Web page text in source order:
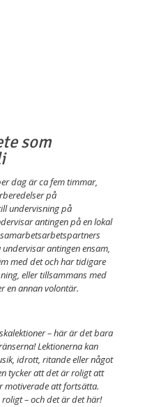
som
dag är ca fem timmar,
på
undervisning på
antingen på en lokal
antingen ensam,
med det och har tidigare
eller tillsammans med
en annan volontär.
– här är det bara
Lektionerna kan
idrott, ritande eller något
tycker att det är roligt att
motiverade att fortsätta.
– och det är det här!